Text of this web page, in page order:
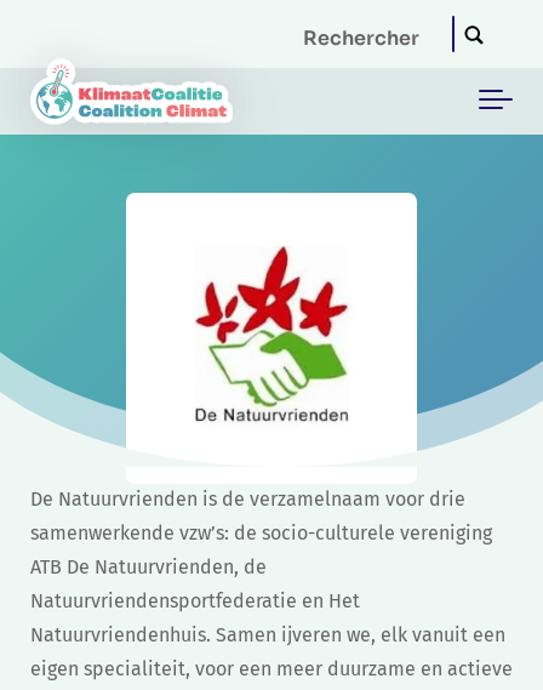
De Natuurvrienden is de verzamelnaam voor drie
samenwerkende vzw’s: de socio-culturele vereniging
ATB De Natuurvrienden, de
Natuurvriendensportfederatie en Het
Natuurvriendenhuis. Samen ijveren we, elk vanuit een
eigen specialiteit, voor een meer duurzame en actieve